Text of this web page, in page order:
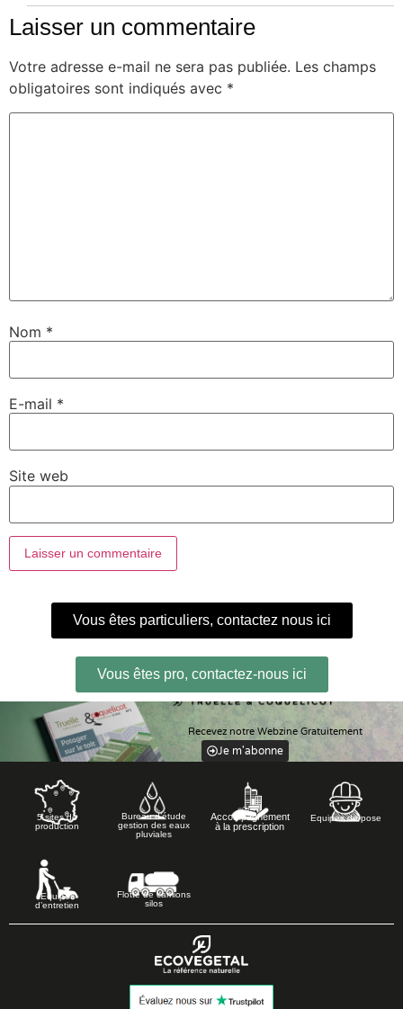
Laisser un commentaire
Votre adresse e-mail ne sera pas publiée. Les champs
obligatoires sont indiqués avec *
Nom *
E-mail *
Site web
Vous êtes particuliers, contactez nous ici
Vous êtes pro, contactez-nous ici
Recevez notre Webzine Gratuitement
Je m'abonne
5 sites de
production
Bureau d’étude
gestion des eaux
pluviales
Accompagnement
à la prescription
Equipes de pose
Equipes
d’entretien
Flotte de camions
silos